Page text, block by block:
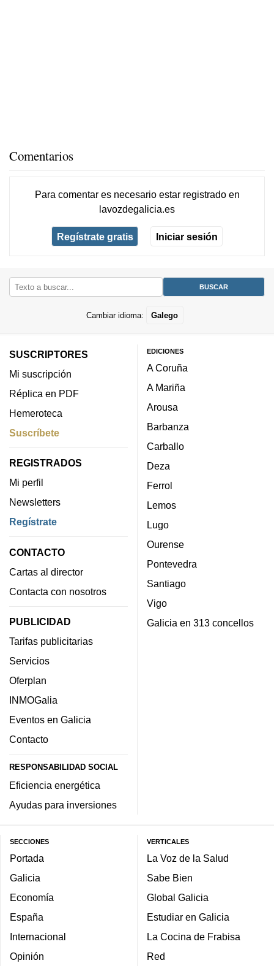
Comentarios
Para comentar es necesario estar registradoen
lavozdegalicia.es
Regístrate gratis Iniciar sesión
Cambiar idioma: Galego
SUSCRIPTORES
Mi suscripción
Réplica en PDF
Hemeroteca
Suscríbete
REGISTRADOS
Mi perfil
Newsletters
Regístrate
CONTACTO
Cartas al director
Contacta con nosotros
PUBLICIDAD
Tarifas publicitarias
Servicios
Oferplan
INMOGalia
Eventos en Galicia
Contacto
RESPONSABILIDAD SOCIAL
Eficiencia energética
Ayudas para inversiones
EDICIONES
A Coruña
A Mariña
Arousa
Barbanza
Carballo
Deza
Ferrol
Lemos
Lugo
Ourense
Pontevedra
Santiago
Vigo
Galicia en 313 concellos
SECCIONES
Portada
Galicia
Economía
España
Internacional
Opinión
VERTICALES
La Voz de la Salud
Sabe Bien
Global Galicia
Estudiar en Galicia
La Cocina de Frabisa
Red